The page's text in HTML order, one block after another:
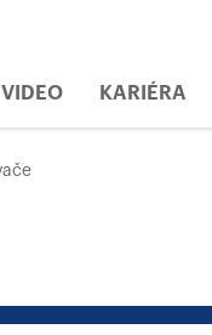
VIDEO KARIÉRA